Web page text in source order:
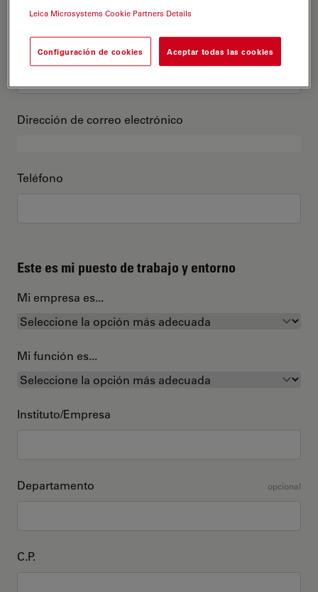
Apellido
Dirección de correo electrónico
Teléfono
Este es mi puesto de trabajo y entorno
Mi empresa es...
Mi función es...
Instituto/Empresa
Departamento opcional
C.P.
Leica Microsystems Cookie Partners Details
Configuración de cookies Aceptar todas las cookies